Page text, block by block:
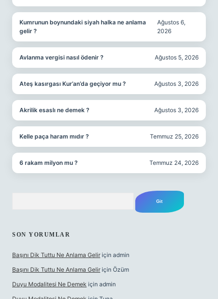
Kumrunun boynundaki siyah halka ne anlama
gelir ?
Ağustos 6,
2026
Avlanma vergisi nasıl ödenir ? Ağustos 5, 2026
Ateş kasırgası Kur’an’da geçiyor mu ? Ağustos 3, 2026
Akrilik esaslı ne demek ? Ağustos 3, 2026
Kelle paça haram mıdır ? Temmuz 25, 2026
6 rakam milyon mu ? Temmuz 24, 2026
SON YORUMLAR
Başını Dik Tuttu Ne Anlama Gelir için admin
Başını Dik Tuttu Ne Anlama Gelir için Özüm
Duyu Modalitesi Ne Demek için admin